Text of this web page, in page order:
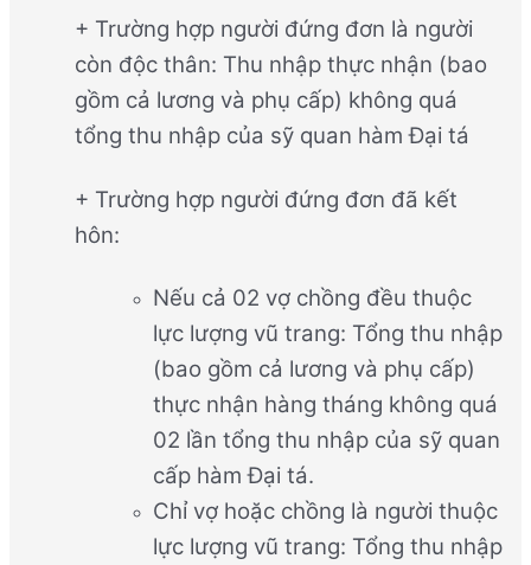
+ Trường hợp người đứng đơn là người
còn độc thân: Thu nhập thực nhận (bao
gồm cả lương và phụ cấp) không quá
tổng thu nhập của sỹ quan hàm Đại tá
+ Trường hợp người đứng đơn đã kết
hôn:
Nếu cả 02 vợ chồng đều thuộc
lực lượng vũ trang: Tổng thu nhập
(bao gồm cả lương và phụ cấp)
thực nhận hàng tháng không quá
02 lần tổng thu nhập của sỹ quan
cấp hàm Đại tá.
Chỉ vợ hoặc chồng là người thuộc
lực lượng vũ trang: Tổng thu nhập